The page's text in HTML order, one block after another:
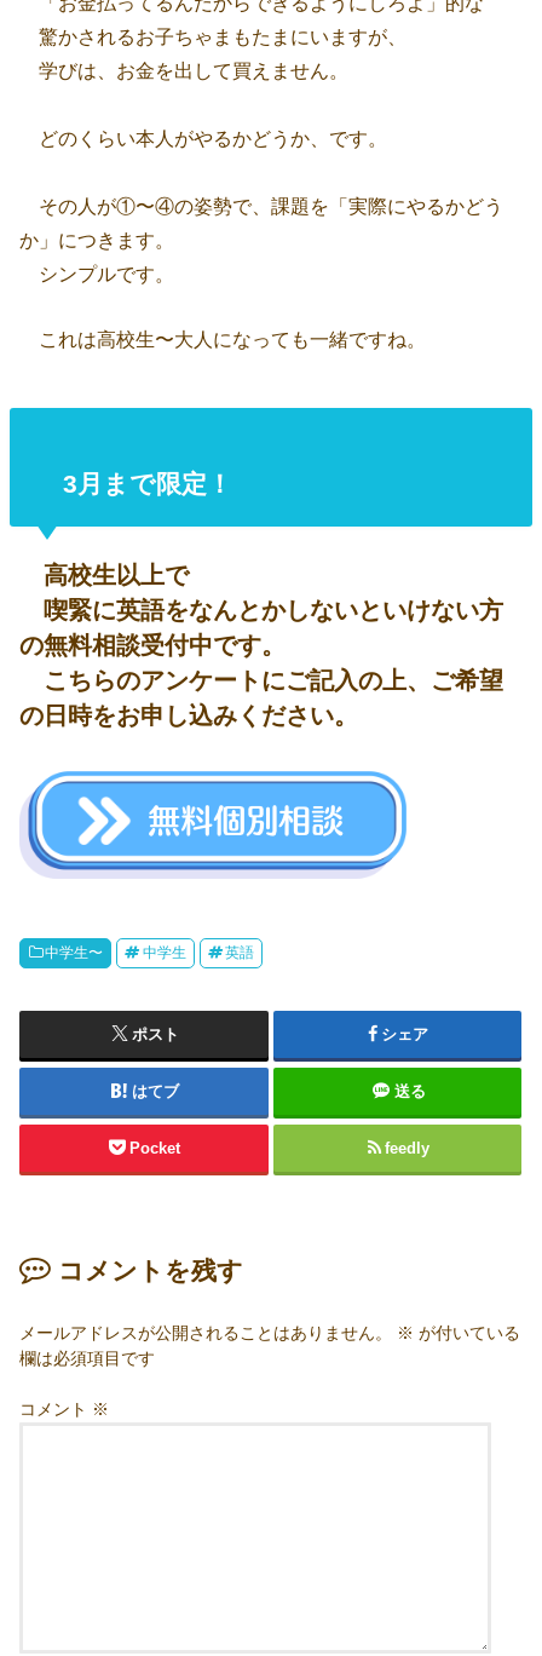
驚かされるお子ちゃまもたまにいますが、
学びは、お金を出して買えません。
どのくらい本人がやるかどうか、です。
その人が①〜④の姿勢で、課題を「実際にやるかどう
か」につきます。
シンプルです。
これは高校生〜大人になっても一緒ですね。
3月まで限定！
高校生以上で
喫緊に英語をなんとかしないといけない方
の無料相談受付中です。
こちらのアンケートにご記入の上、ご希望
の日時をお申し込みください。
中学生〜 中学生 英語
ポスト シェア
はてブ 送る
Pocket feedly
コメントを残す
メールアドレスが公開されることはありません。 ※ が付いている
欄は必須項目です
コメント ※